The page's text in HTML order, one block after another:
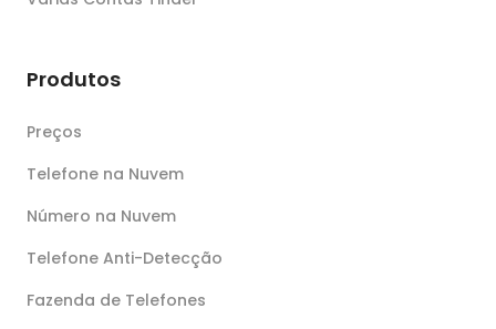
Produtos
Preços
Telefone na Nuvem
Número na Nuvem
Telefone Anti-Detecção
Fazenda de Telefones